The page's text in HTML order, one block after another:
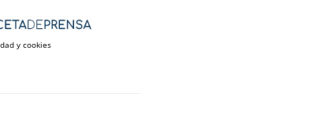
y cookies